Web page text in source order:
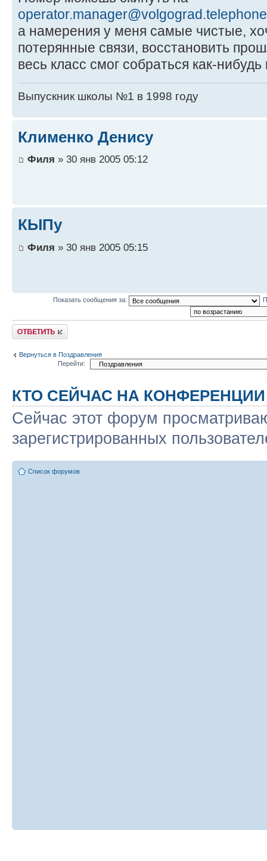
а намерения у меня самые чистые,
потерянные связи, восстановить
весь класс смог собраться как-
Выпускник школы №1 в 1998 году
Клименко Денису
Филя » 30 янв 2005 05:12
КЫПу
Филя » 30 янв 2005 05:15
Показать сообщения за:
Ответить
Вернуться в Поздравления
Перейти:
КТО СЕЙЧАС НА КОНФЕРЕНЦИИ
Сейчас этот форум
зарегистрированных
Список форумов